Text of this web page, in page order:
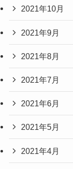
2021年10月
2021年9月
2021年8月
2021年7月
2021年6月
2021年5月
2021年4月